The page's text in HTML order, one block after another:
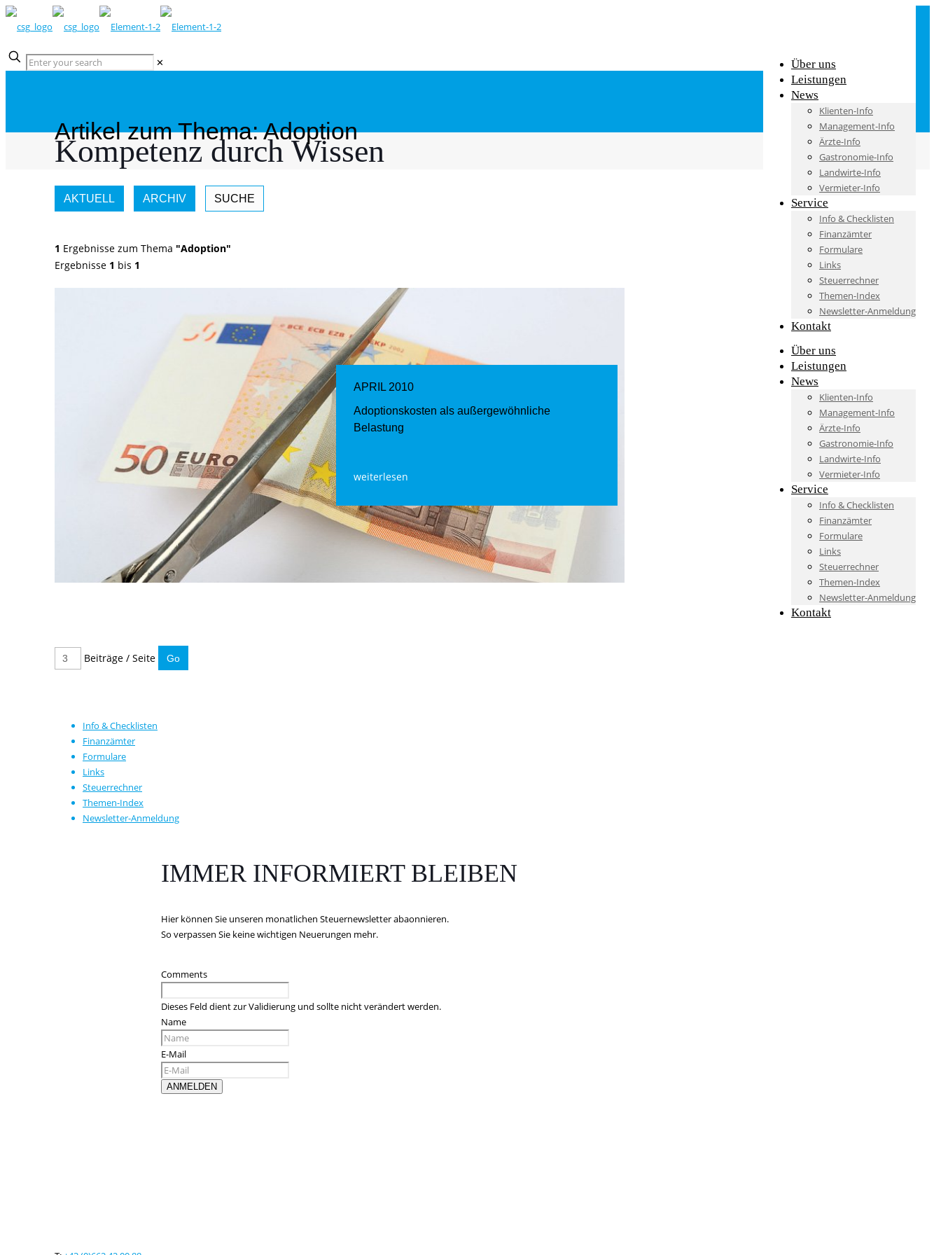
Über uns
Leistungen
News
Klienten-Info
Management-Info
Ärzte-Info
Gastronomie-Info
Landwirte-Info
Vermieter-Info
Service
Info & Checklisten
Finanzämter
Formulare
Links
Steuerrechner
Themen-Index
Newsletter-Anmeldung
Kontakt
Über uns
Leistungen
News
Klienten-Info
Management-Info
Ärzte-Info
Gastronomie-Info
Landwirte-Info
Vermieter-Info
Service
Info & Checklisten
Finanzämter
Formulare
Links
Steuerrechner
Themen-Index
Newsletter-Anmeldung
Kontakt
✕
Kompetenz durch Wissen
Artikel zum Thema: Adoption
AKTUELL ARCHIV SUCHE
1 Ergebnisse zum Thema "Adoption"
Ergebnisse 1 bis 1
APRIL 2010
Adoptionskosten als außergewöhnliche
Belastung
weiterlesen
Beiträge / Seite
Info & Checklisten
Finanzämter
Formulare
Links
Steuerrechner
Themen-Index
Newsletter-Anmeldung
IMMER INFORMIERT BLEIBEN
Hier können Sie unseren monatlichen Steuernewsletter abaonnieren.
So verpassen Sie keine wichtigen Neuerungen mehr.
Comments
Dieses Feld dient zur Validierung und sollte nicht verändert werden.
Name
E-Mail